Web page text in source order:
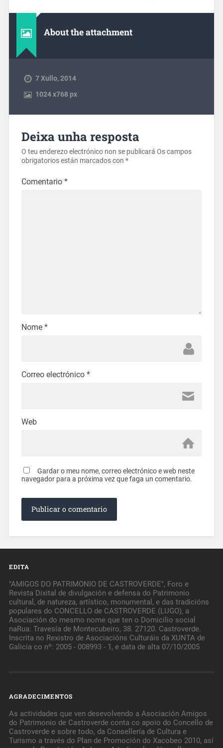
About the attachment
7 Xullo, 2014
1024x768 px
Deixa unha resposta
O teu enderezo electrónico non se publicará Os campos
obrigatorios están marcados con *
Comentario *
Nome *
Correo electrónico *
Web
Gardar o meu nome, correo electrónico e web neste
navegador para a próxima vez que faga un comentario.
EDITA
"AMIGOS DO PATRIMONIO DE CASTROVERDE", Foro e
Revista Dixital de divulgación e defensa do Patrimonio
cultural, de natureza, artístico, monumental, e das tradicións
populares do CONCELLO de CASTROVERDE (LUGO), a
Asociación do mesmo nome que ten o Domicilio social
naRua: Travesía de Montecubeiro, 38. 27120. Castroverde.
Inscrita no Rexistro de Asociacións Culturáis da XUNTA de
Galicia co nº: 2005 - 008993 - 1, e data de alta 07/10/2005
AGRADECIMENTOS
As actividades que ven desevolvendo a Asociación Amigos
do Patrimonio de Castroverde conta co apoio do Concello de
Castroverde e sobre todo, da Consellería de Cultura e
Turismo a través do Plan de Promoción do Xacobeo 2010, así